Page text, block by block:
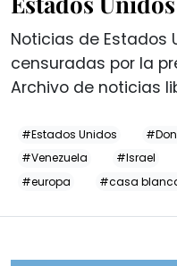
Noticias de Estados
censuradas por la
Archivo de noticias
#Estados Unidos
#Venezuela
#Israel
#europa
#casa